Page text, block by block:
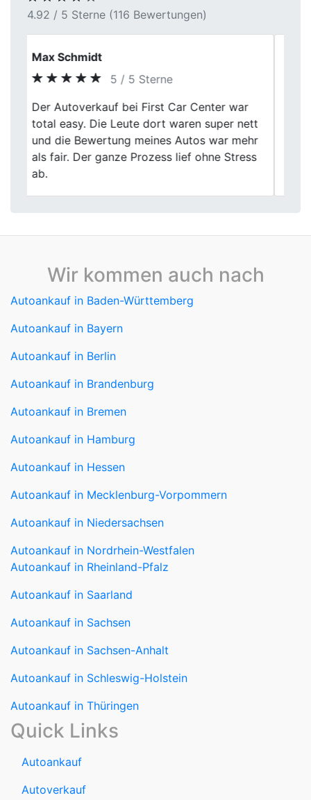
4.92 / 5 Sterne (116 Bewertungen)
Simon Herrmann
5 / 5 Sterne
Ich war wirklich überrascht, wie einfach
der Verkauf bei First Car Center in war.
Faire Bewertung, nette Leute und alles lief
ohne Probleme. Kann ich nur
weiterempfehlen!
Previous
Wir kommen auch nach
Autoankauf in Baden-Württemberg
Autoankauf in Bayern
Autoankauf in Berlin
Autoankauf in Brandenburg
Autoankauf in Bremen
Autoankauf in Hamburg
Autoankauf in Hessen
Autoankauf in Mecklenburg-Vorpommern
Autoankauf in Niedersachsen
Autoankauf in Nordrhein-Westfalen
Autoankauf in Rheinland-Pfalz
Autoankauf in Saarland
Autoankauf in Sachsen
Autoankauf in Sachsen-Anhalt
Autoankauf in Schleswig-Holstein
Autoankauf in Thüringen
Quick Links
Autoankauf
Autoverkauf